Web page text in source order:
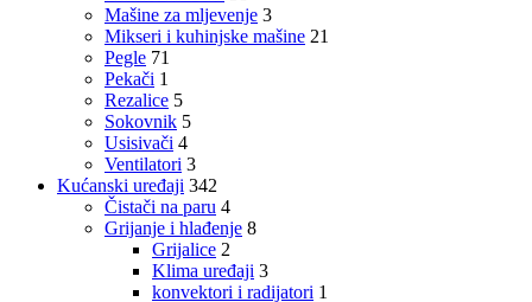
Mašine za mljevenje 3
Mikseri i kuhinjske mašine 21
Pegle 71
Pekači 1
Rezalice 5
Sokovnik 5
Usisivači 4
Ventilatori 3
Kućanski uređaji 342
Čistači na paru 4
Grijanje i hlađenje 8
Grijalice 2
Klima uređaji 3
konvektori i radijatori 1